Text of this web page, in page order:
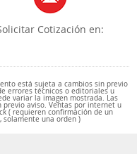
Cotización en:
está sujeta a cambios sin previo
errores técnicos o editoriales u
variar la imagen mostrada. Las
aviso. Ventas por internet u
( requieren confirmación de un
solamente una orden )